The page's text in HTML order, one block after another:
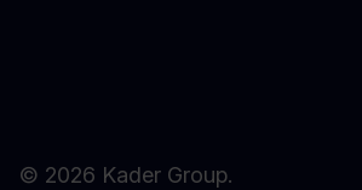
© 2026 Kader Group.